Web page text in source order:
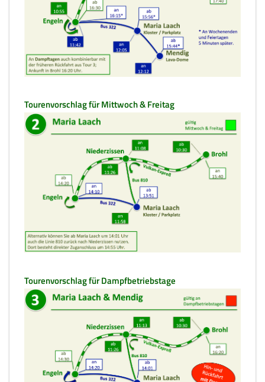
Tourenvorschlag für Mittwoch & Freitag
Tourenvorschlag für Dampfbetriebstage